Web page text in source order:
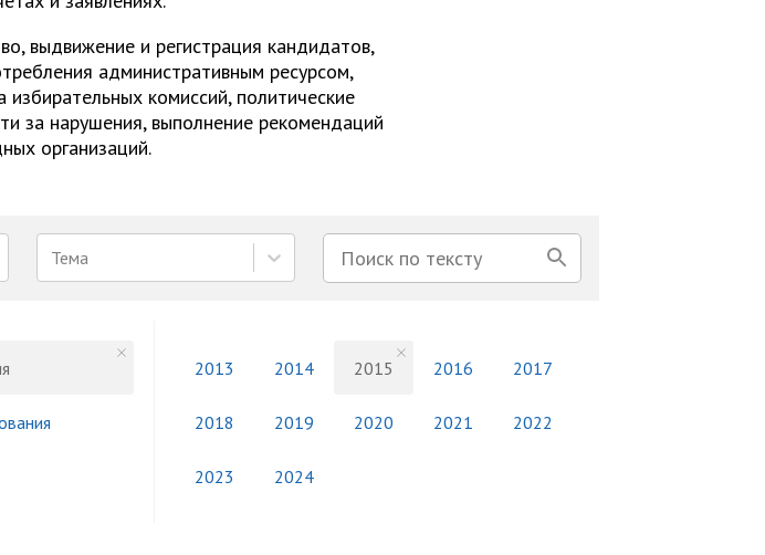
выдвижение и регистрация кандидатов,
административным ресурсом,
комиссий, политические
за нарушения, выполнение рекомендаций
организаций.
Тема
2013 2014 2015 2016 2017
2018 2019 2020 2021 2022
2023 2024